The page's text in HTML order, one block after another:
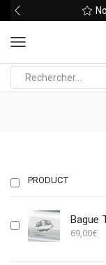
PRODUCT
Bague
69,00€